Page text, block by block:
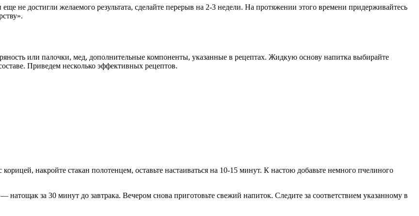
не достигли желаемого результата, сделайте перерыв на 2-3 недели. На протяжении этого времени придерживайтесь
или палочки, мед, дополнительные компоненты, указанные в рецептах. Жидкую основу напитка выбирайте
Приведем несколько эффективных рецептов.
накройте стакан полотенцем, оставьте настаиваться на 10-15 минут. К настою добавьте немного пчелиного
за 30 минут до завтрака. Вечером снова приготовьте свежий напиток. Следите за соответствием указанному в